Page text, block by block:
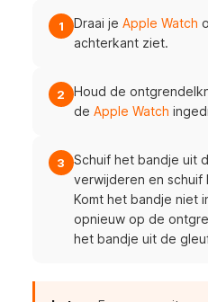
1 Draai je Apple Watch
achterkant ziet.
2
Houd de
de Apple Watch
3
Schuif het bandje uit
verwijderen en schuif
Komt het bandje niet
opnieuw op de
het bandje uit de